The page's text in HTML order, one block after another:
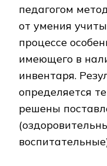
педагогом
от умения
процессе
имеющего в
инвентаря.
определяется
решены